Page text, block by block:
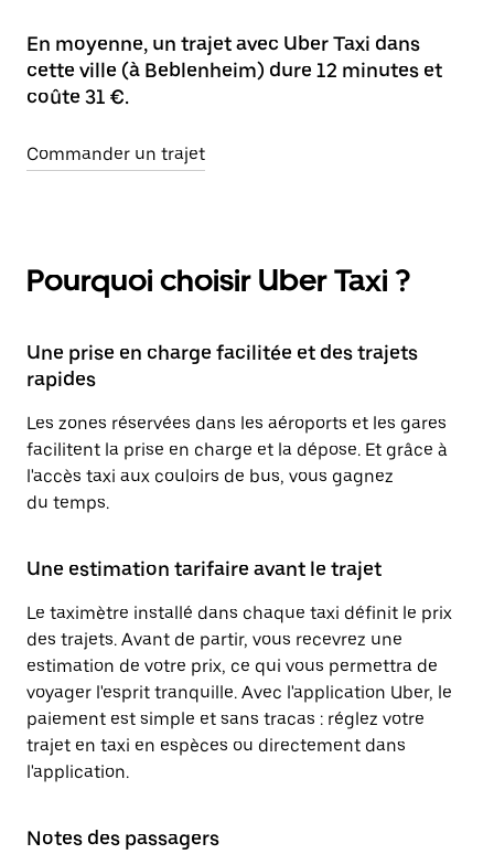
En moyenne, un trajet avec Uber Taxi dans
cette ville (à Beblenheim) dure 12 minutes et
coûte 31 €.
Commander un trajet
Pourquoi choisir Uber Taxi ?
Une prise en charge facilitée et des trajets
rapides
Les zones réservées dans les aéroports et les gares
facilitent la prise en charge et la dépose. Et grâce à
l'accès taxi aux couloirs de bus, vous gagnez
du temps.
Une estimation tarifaire avant le trajet
Le taximètre installé dans chaque taxi définit le prix
des trajets. Avant de partir, vous recevrez une
estimation de votre prix, ce qui vous permettra de
voyager l'esprit tranquille. Avec l'application Uber, le
paiement est simple et sans tracas : réglez votre
trajet en taxi en espèces ou directement dans
l'application.
Notes des passagers